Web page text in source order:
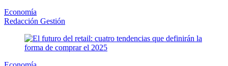
Economía
Redacción Gestión